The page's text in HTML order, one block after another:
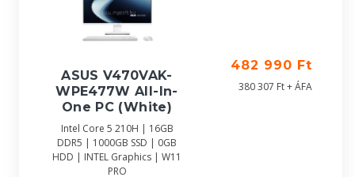
ASUS V470VAK-
WPE477W All-In-
One PC (White)
Intel Core 5 210H | 16GB
DDR5 | 1000GB SSD | 0GB
HDD | INTEL Graphics | W11
PRO
482 990 Ft
380 307 Ft + ÁFA